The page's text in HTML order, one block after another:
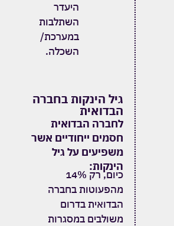
היעדר
השתלבות
במערכת/
השכלה.
גיל הינקות בחברה
הבדואית
לחברה הבדואית
חסמים ייחודיים אשר
משפיעים על גיל
הינקות:
כיום, רק 14%
מהפעוטות בחברה
הבדואית בדרום
משולבים במסגרות